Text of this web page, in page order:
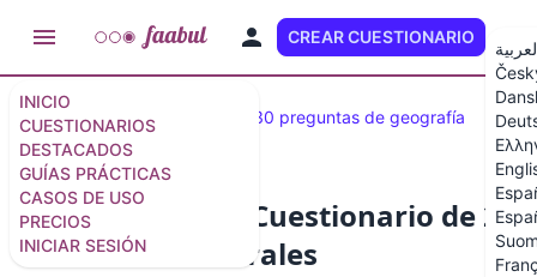
INICIO
CUESTIONARIOS
DESTACADOS
GUÍAS PRÁCTICAS
CASOS DE USO
PRECIOS
INICIAR SESIÓN
CREAR CUESTIONARIO
Cuestionarios destacados 30 preguntas de geografía
Adivina el país - Cuestionario de 20
maravillas naturales